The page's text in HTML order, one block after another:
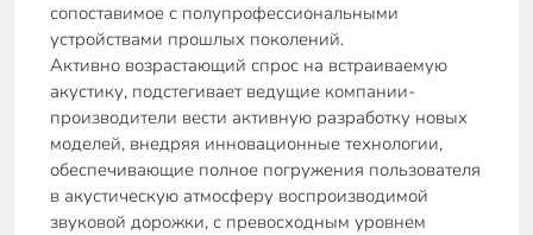
сопоставимое с полупрофессиональными
устройствами прошлых поколений.
Активно возрастающий спрос на встраиваемую
акустику, подстегивает ведущие компании-
производители вести активную разработку новых
моделей, внедряя инновационные технологии,
обеспечивающие полное погружения пользователя
в акустическую атмосферу воспроизводимой
звуковой дорожки, с превосходным уровнем